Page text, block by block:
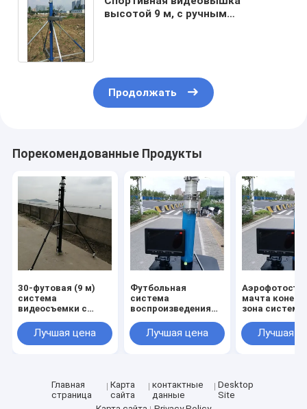
высотой 9 м, с ручным
Продолжать
Порекомендованные Продукты
30-футовая (9 м)
система
видеосъемки с
приземления,
спортивная
Лучшая цена
Футбольная
система
воспроизведения
портативная
камера концовой
высотой 9 метров
Лучшая цена
мачта
зона система
м с 10-
ЖК-экраном
Лучшая
Главная
страница
Карта
сайта
контактные
данные
Desktop
Site